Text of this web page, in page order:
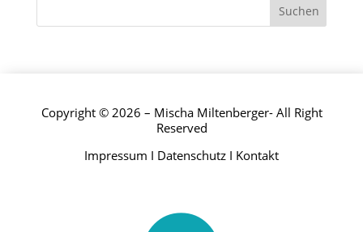
Copyright © 2026 – Mischa Miltenberger- All Right
Reserved
Impressum I Datenschutz I Kontakt